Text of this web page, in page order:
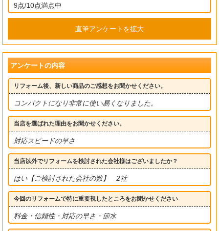
9点/10点満点中
直筆アンケートを拡大
アンケートの内容
リフォーム後、新しい商品のご感想をお聞かせください。
コンパクトになり非常に使い易くなりました。
当店を選ばれた理由をお聞かせください。
対応スピードの早さ
当店以外でリフォームを検討された会社様はございましたか？
はい【ご検討された会社の数】 2社
今回のリフォームで特に重要視したところをお聞かせください
料金・信頼性・対応の早さ・節水